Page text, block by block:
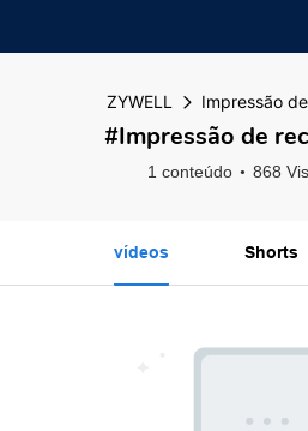
ZYWELL Impressão
#Impressão de
1 conteúdo 868
vídeos Shorts